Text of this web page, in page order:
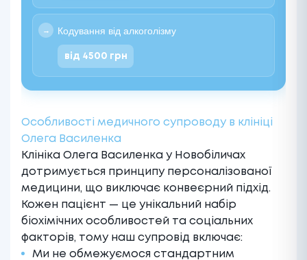
Кодування від алкоголізму
від 4500 грн
Особливості медичного супроводу в клініці
Олега Василенка
Клініка Олега Василенка у Новобіличах
дотримується принципу персоналізованої
медицини, що виключає конвеєрний підхід.
Кожен пацієнт — це унікальний набір
біохімічних особливостей та соціальних
факторів, тому наш супровід включає:
Ми не обмежуємося стандартним